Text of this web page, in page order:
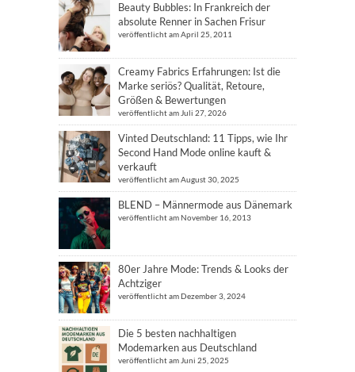
Beauty Bubbles: In Frankreich der
absolute Renner in Sachen Frisur
veröffentlicht am April 25, 2011
Creamy Fabrics Erfahrungen: Ist die
Marke seriös? Qualität, Retoure,
Größen & Bewertungen
veröffentlicht am Juli 27, 2026
Vinted Deutschland: 11 Tipps, wie Ihr
Second Hand Mode online kauft &
verkauft
veröffentlicht am August 30, 2025
BLEND – Männermode aus Dänemark
veröffentlicht am November 16, 2013
80er Jahre Mode: Trends & Looks der
Achtziger
veröffentlicht am Dezember 3, 2024
Die 5 besten nachhaltigen
Modemarken aus Deutschland
veröffentlicht am Juni 25, 2025